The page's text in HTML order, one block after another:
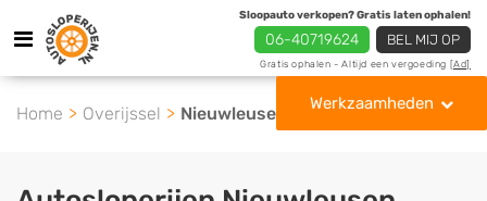
Sloopauto verkopen? Gratis laten ophalen!
06-40719624 BEL MIJ OP
Gratis ophalen - Altijd een vergoeding [Ad]
Werkzaamheden
Home Overijssel Nieuwleusen